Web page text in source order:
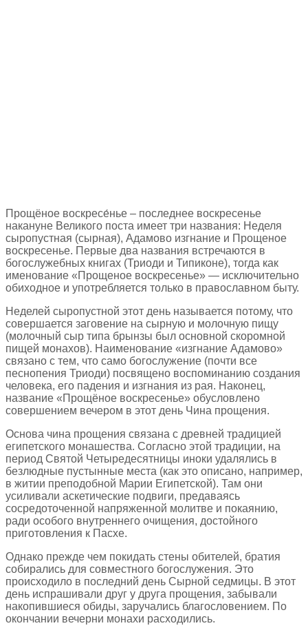
Прощёное воскресе́нье – последнее воскресенье
накануне Великого поста имеет три названия: Неделя
сыропустная (сырная), Адамово изгнание и Прощеное
воскресенье. Первые два названия встречаются в
богослужебных книгах (Триоди и Типиконе), тогда как
именование «Прощеное воскресенье» — исключительно
обиходное и употребляется только в православном быту.
Неделей сыропустной этот день называется потому, что
совершается заговение на сырную и молочную пищу
(молочный сыр типа брынзы был основной скоромной
пищей монахов). Наименование «изгнание Адамово»
связано с тем, что само богослужение (почти все
песнопения Триоди) посвящено воспоминанию создания
человека, его падения и изгнания из рая. Наконец,
название «Прощёное воскресенье» обусловлено
совершением вечером в этот день Чина прощения.
Основа чина прощения связана с древней традицией
египетского монашества. Согласно этой традиции, на
период Святой Четыредесятницы иноки удалялись в
безлюдные пустынные места (как это описано, например,
в житии преподобной Марии Египетской). Там они
усиливали аскетические подвиги, предаваясь
сосредоточенной напряженной молитве и покаянию,
ради особого внутреннего очищения, достойного
приготовления к Пасхе.
Однако прежде чем покидать стены обителей, братия
собирались для совместного богослужения. Это
происходило в последний день Сырной седмицы. В этот
день испрашивали друг у друга прощения, забывали
накопившиеся обиды, заручались благословением. По
окончании вечерни монахи расходились.